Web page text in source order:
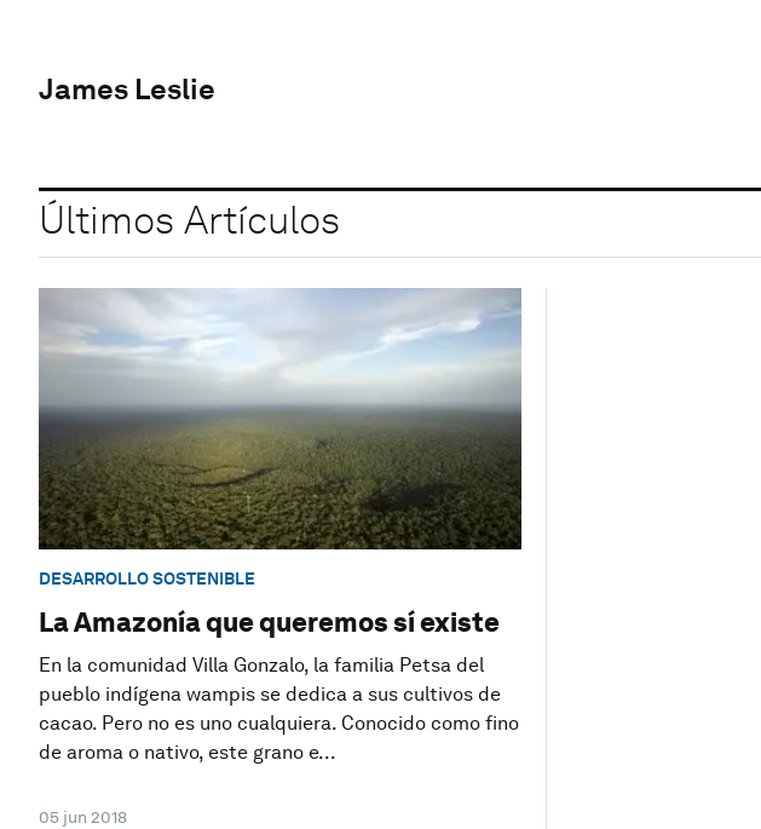
James Leslie
Últimos Artículos
DESARROLLO SOSTENIBLE
La Amazonía que queremos sí existe
En la comunidad Villa Gonzalo, la familia Petsa del
pueblo indígena wampis se dedica a sus cultivos de
cacao. Pero no es uno cualquiera. Conocido como fino
de aroma o nativo, este grano e...
05 jun 2018